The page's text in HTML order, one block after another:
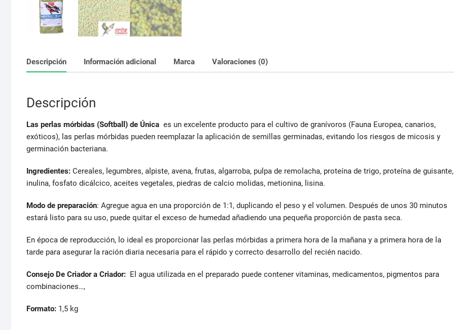
Descripción Información adicional Marca Valoraciones (0)
Descripción
Las perlas mórbidas (Softball) de Única es un excelente producto para el cultivo de granívoros (Fauna Europea, canarios,
exóticos), las perlas mórbidas pueden reemplazar la aplicación de semillas germinadas, evitando los riesgos de micosis y
germinación bacteriana.
Ingredientes: Cereales, legumbres, alpiste, avena, frutas, algarroba, pulpa de remolacha, proteína de trigo, proteína de guisante,
inulina, fosfato dicálcico, aceites vegetales, piedras de calcio molidas, metionina, lisina.
Modo de preparación: Agregue agua en una proporción de 1:1, duplicando el peso y el volumen. Después de unos 30 minutos
estará listo para su uso, puede quitar el exceso de humedad añadiendo una pequeña proporción de pasta seca.
En época de reproducción, lo ideal es proporcionar las perlas mórbidas a primera hora de la mañana y a primera hora de la
tarde para asegurar la ración diaria necesaria para el rápido y correcto desarrollo del recién nacido.
Consejo De Criador a Criador: El agua utilizada en el preparado puede contener vitaminas, medicamentos, pigmentos para
combinaciones…,
Formato: 1,5 kg